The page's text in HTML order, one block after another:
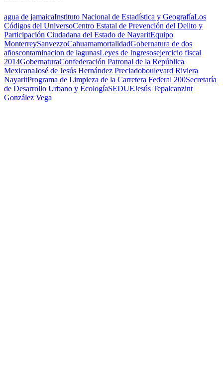
agua de jamaicaInstituto Nacional de Estadística y GeografíaLos
Códigos del UniversoCentro Estatal de Prevención del Delito y
Participación Ciudadana del Estado de NayaritEquipo
MonterreySanvezzoCahuamamortalidadGobernatura de dos
añoscontaminacion de lagunasLeyes de Ingresosejercicio fiscal
2014GobernaturaConfederación Patronal de la República
MexicanaJosé de Jesús Hernández Preciadoboulevard Riviera
NayaritPrograma de Limpieza de la Carretera Federal 200Secretaría
de Desarrollo Urbano y EcologíaSEDUEJesús Tepalcanzint
González Vega